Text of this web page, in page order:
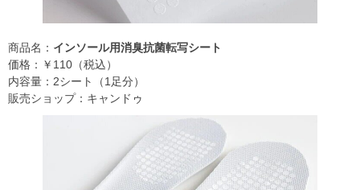
商品名： インソール用消臭抗菌転写シート
価格：￥110（税込）
内容量：2シート（1足分）
販売ショップ：キャンドゥ